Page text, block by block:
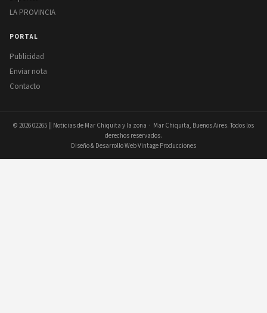
LA PROVINCIA
PORTAL
Publicidad
Enviar nota
Contacto
© 202602265 || Noticias de Mar Chiquita y la zona · Mar Chiquita, Buenos Aires. Todos los
derechos reservados.
Diseño & Desarrollo Web Vintage Producciones